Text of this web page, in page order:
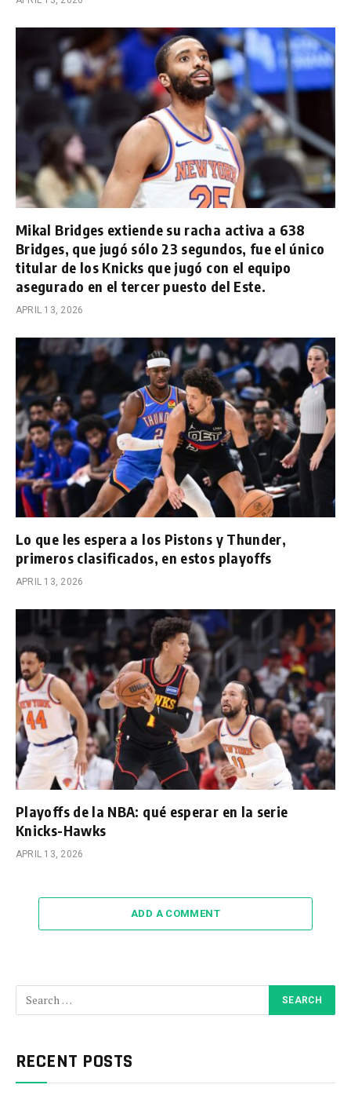
Mikal Bridges extiende su racha activa a 638
Bridges, que jugó sólo 23 segundos, fue el único
titular de los Knicks que jugó con el equipo
asegurado en el tercer puesto del Este.
APRIL 13, 2026
Lo que les espera a los Pistons y Thunder,
primeros clasificados, en estos playoffs
APRIL 13, 2026
Playoffs de la NBA: qué esperar en la serie
Knicks-Hawks
APRIL 13, 2026
ADD A COMMENT
RECENT POSTS